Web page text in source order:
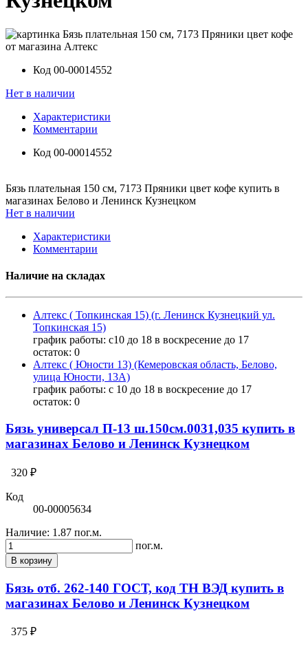
Код 00-00014552
Нет в наличии
Характеристики
Комментарии
Код 00-00014552
Бязь плательная 150 см, 7173 Пряники цвет кофе купить в
магазинах Белово и Ленинск Кузнецком
Нет в наличии
Характеристики
Комментарии
Наличие на складах
Алтекс ( Топкинская 15) (г. Ленинск Кузнецкий ул.
Топкинская 15)
график работы: с10 до 18 в воскресение до 17
остаток: 0
Алтекс ( Юности 13) (Кемеровская область, Белово,
улица Юности, 13А)
график работы: с 10 до 18 в воскресение до 17
остаток: 0
Бязь универсал П-13 ш.150см.0031,035 купить в
магазинах Белово и Ленинск Кузнецком
320 ₽
Код
00-00005634
Наличие: 1.87 пог.м.
пог.м.
В корзину
Бязь отб. 262-140 ГОСТ, код ТН ВЭД купить в
магазинах Белово и Ленинск Кузнецком
375 ₽